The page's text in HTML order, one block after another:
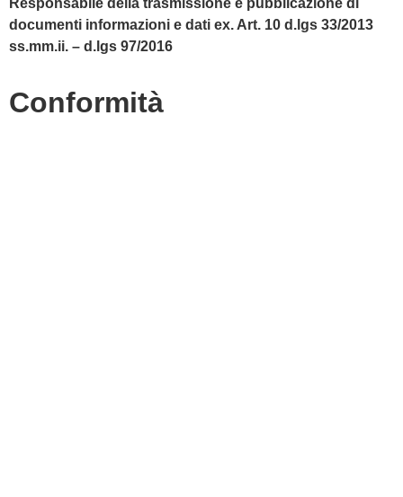
Responsabile della trasmissione e pubblicazione di
documenti informazioni e dati ex. Art. 10 d.lgs 33/2013
ss.mm.ii. – d.lgs 97/2016
Conformità